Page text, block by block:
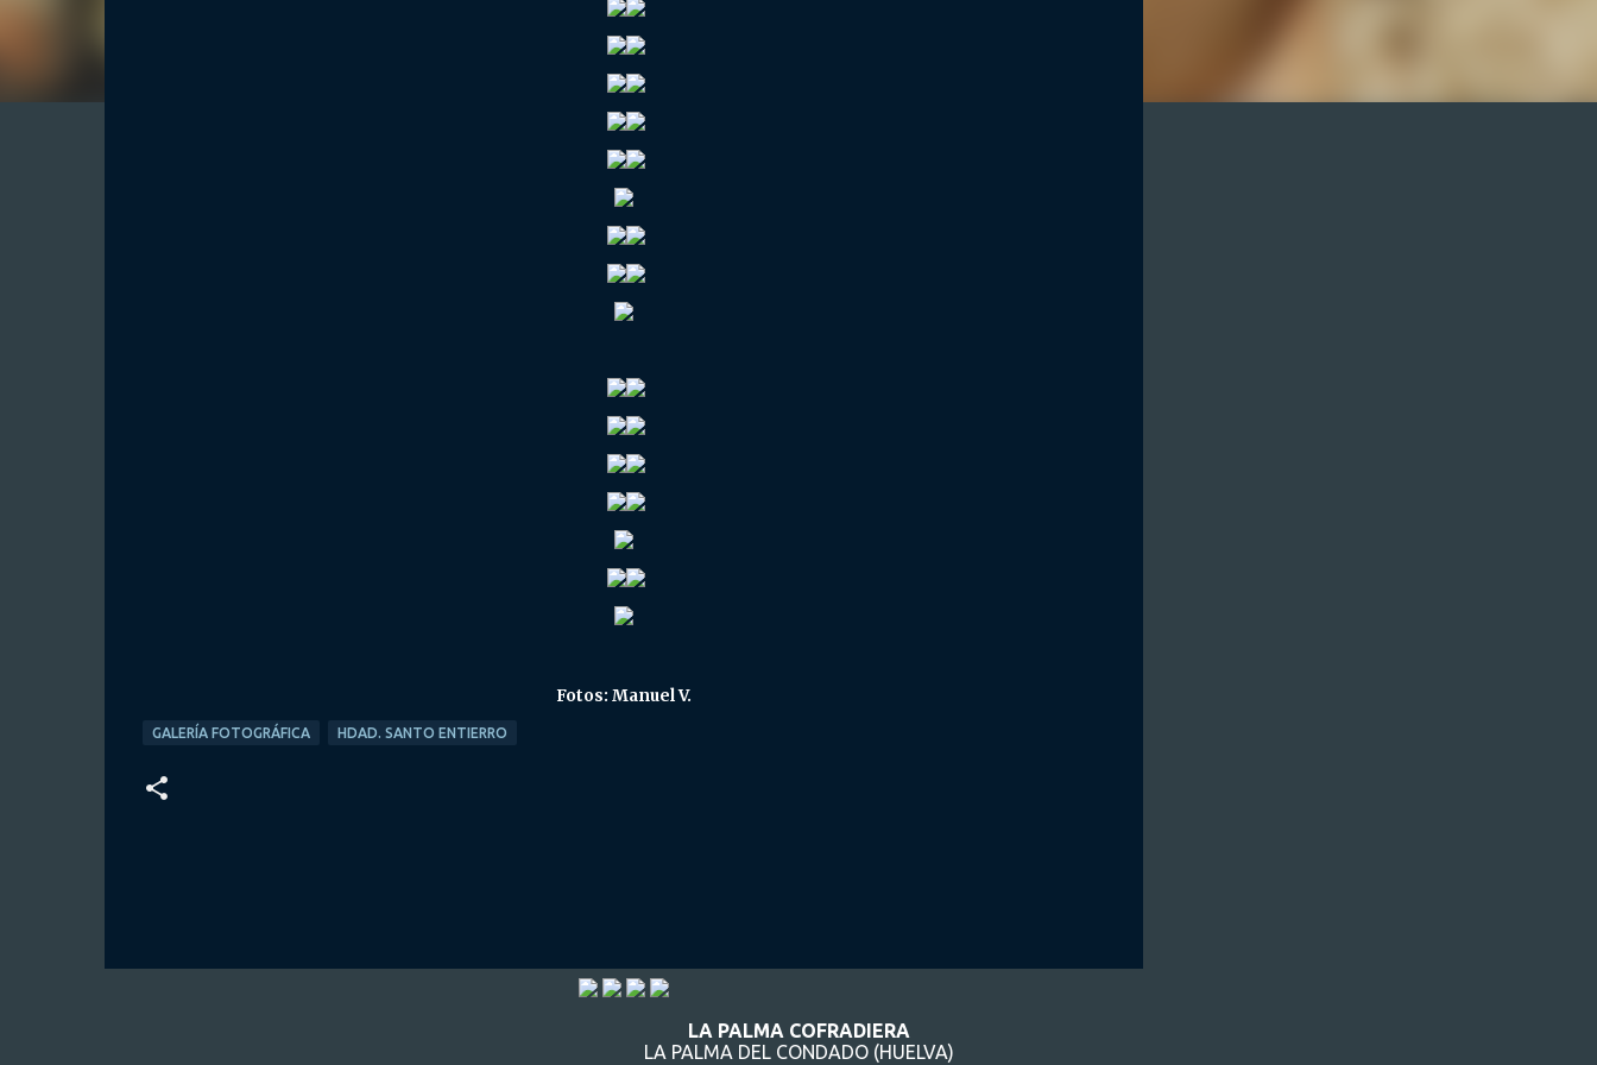
Fotos: Manuel V.
GALERÍA FOTOGRÁFICA HDAD. SANTO ENTIERRO
LA PALMA COFRADIERA
LA PALMA DEL CONDADO (HUELVA)